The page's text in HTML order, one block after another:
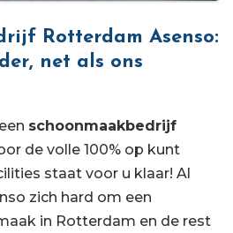
Rotterdam Asenso:
net als ons
schoonmaakbedrijf
de volle 100% op kunt
staat voor u klaar! Al
zich hard om een
in Rotterdam en de rest